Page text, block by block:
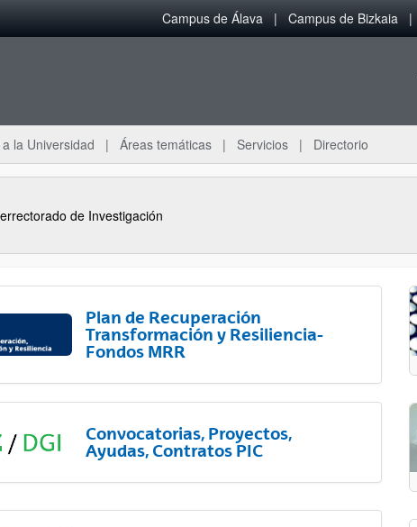
Campus de Álava Campus de Bizkaia
la Universidad Áreas temáticas Servicios Directorio
de Investigación
Plan de Recuperación
Transformación y Resiliencia-
Fondos MRR
Convocatorias, Proyectos,
Ayudas, Contratos PIC